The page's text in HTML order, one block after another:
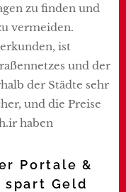
zu finden und
vermeiden.
ist
und der
der Städte sehr
und die Preise
haben
Portale &
spart Geld